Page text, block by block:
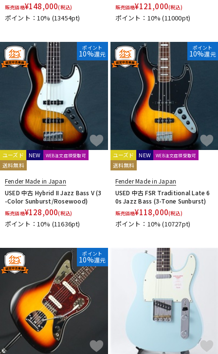
販売価格¥148,000(税込)
ポイント：10% (13454pt)
販売価格¥121,000(税込)
ポイント：10%(11000pt)
ポイント
10%還元
ユーズド NEW WEB注文店頭受取可
送料無料
Fender Made in Japan
USED 中古 Hybrid II Jazz Bass V (3
-Color Sunburst/Rosewood)
販売価格¥128,000(税込)
ポイント：10% (11636pt)
ポイント
10%還元
ユーズド NEW WEB注文店頭受取可
送料無料
Fender Made in Japan
USED 中古 FSR Traditional Late 6
0s Jazz Bass (3-Tone Sunburst)
販売価格¥118,000(税込)
ポイント：10%(10727pt)
ポイント
10%還元